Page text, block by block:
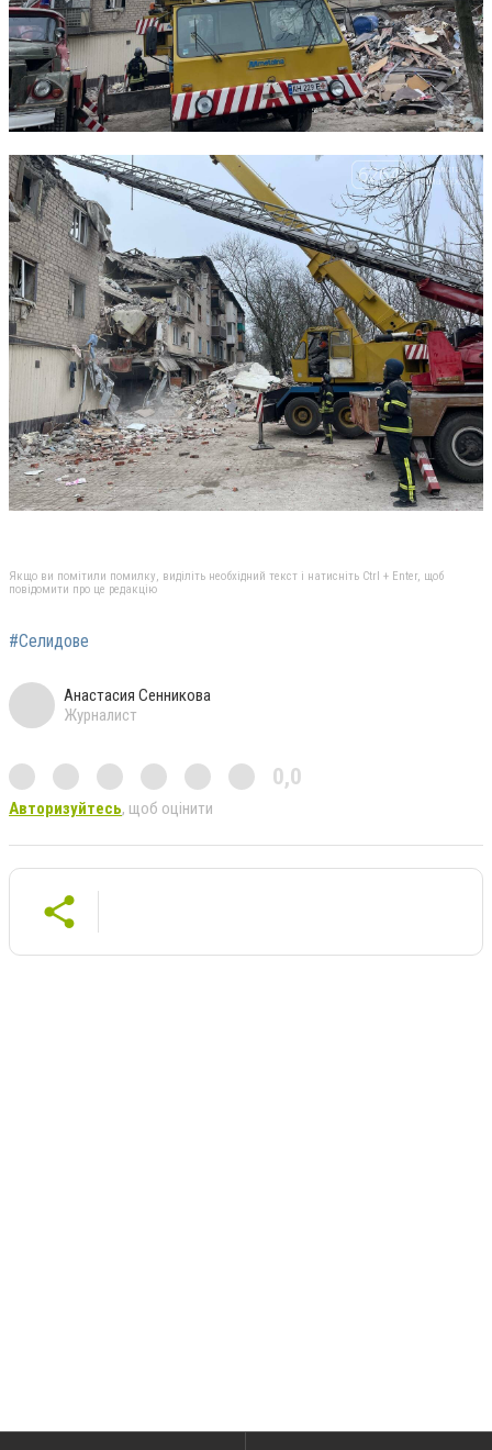
Якщо ви помітили помилку, виділіть необхідний текст і натисніть Ctrl + Enter, щоб
повідомити про це редакцію
#Селидове
Анастасия Сенникова
Журналист
0,0
Авторизуйтесь, щоб оцінити